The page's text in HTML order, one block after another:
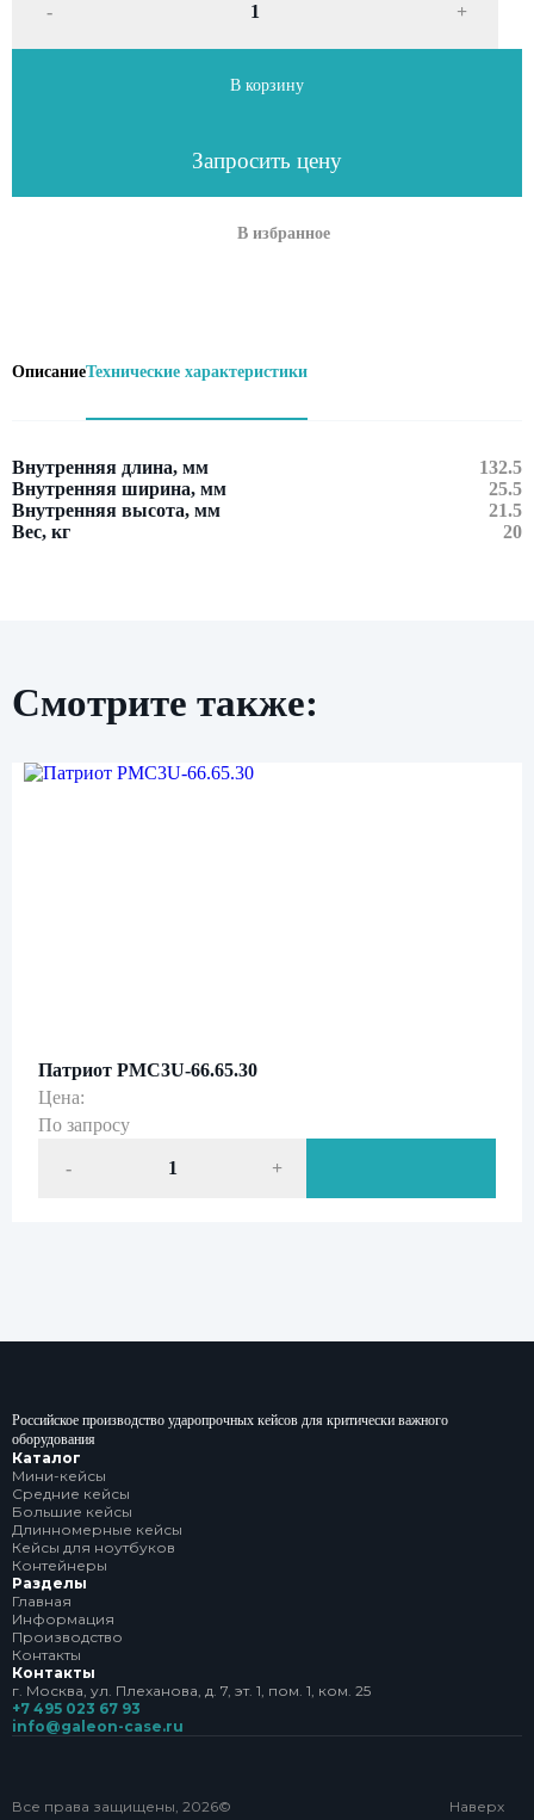
- +
В корзину
Запросить цену
В избранное
ОписаниеТехнические характеристики
Внутренняя длина, мм
132.5
Внутренняя ширина, мм
25.5
Внутренняя высота, мм
21.5
Вес, кг
20
Смотрите также:
Патриот РMC3U-66.65.30
Цена:
По запросу
- +
Российское производство ударопрочных кейсов для критически важного
оборудования
Каталог
Мини-кейсы
Средние кейсы
Большие кейсы
Длинномерные кейсы
Кейсы для ноутбуков
Контейнеры
Разделы
Главная
Информация
Производство
Контакты
Контакты
г. Москва, ул. Плеханова, д. 7, эт. 1, пом. 1, ком. 25
+7 495 023 67 93
info@galeon-case.ru
Все права защищены, 2026©
Наверх
Нажимая кнопку «Отправить», вы даете свое
ознакомление сполитикой обработки персональных данных